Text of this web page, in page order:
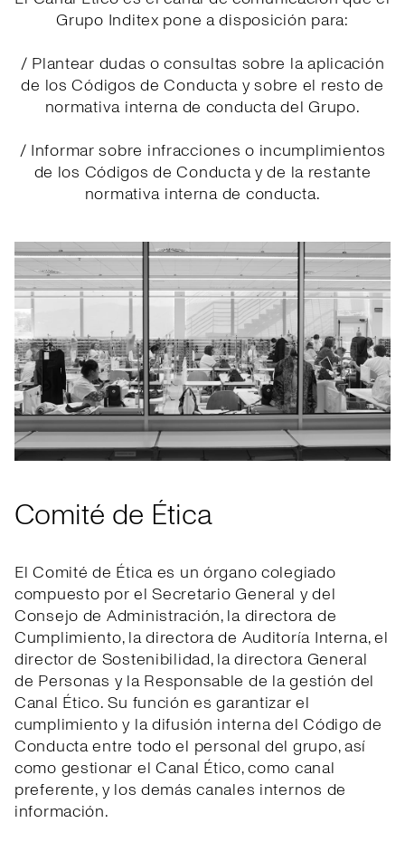
Grupo Inditex pone a disposición para:
/ Plantear dudas o consultas sobre la aplicación
de los Códigos de Conducta y sobre el resto de
normativa interna de conducta del Grupo.
/ Informar sobre infracciones o incumplimientos
de los Códigos de Conducta y de la restante
normativa interna de conducta.
Comité de Ética
El Comité de Ética es un órgano colegiado
compuesto por el Secretario General y del
Consejo de Administración, la directora de
Cumplimiento, la directora de Auditoría Interna, el
director de Sostenibilidad, la directora General
de Personas y la Responsable de la gestión del
Canal Ético. Su función es garantizar el
cumplimiento y la difusión interna del Código de
Conducta entre todo el personal del grupo, así
como gestionar el Canal Ético, como canal
preferente, y los demás canales internos de
información.